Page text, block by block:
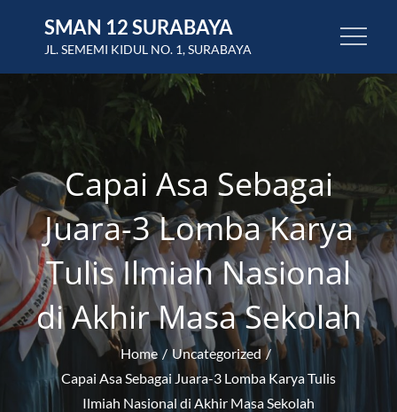
SMAN 12 SURABAYA
JL. SEMEMI KIDUL NO. 1, SURABAYA
Capai Asa Sebagai
Juara-3 Lomba Karya
Tulis Ilmiah Nasional
di Akhir Masa Sekolah
Home
Uncategorized
Capai Asa Sebagai Juara-3 Lomba Karya Tulis
Ilmiah Nasional di Akhir Masa Sekolah